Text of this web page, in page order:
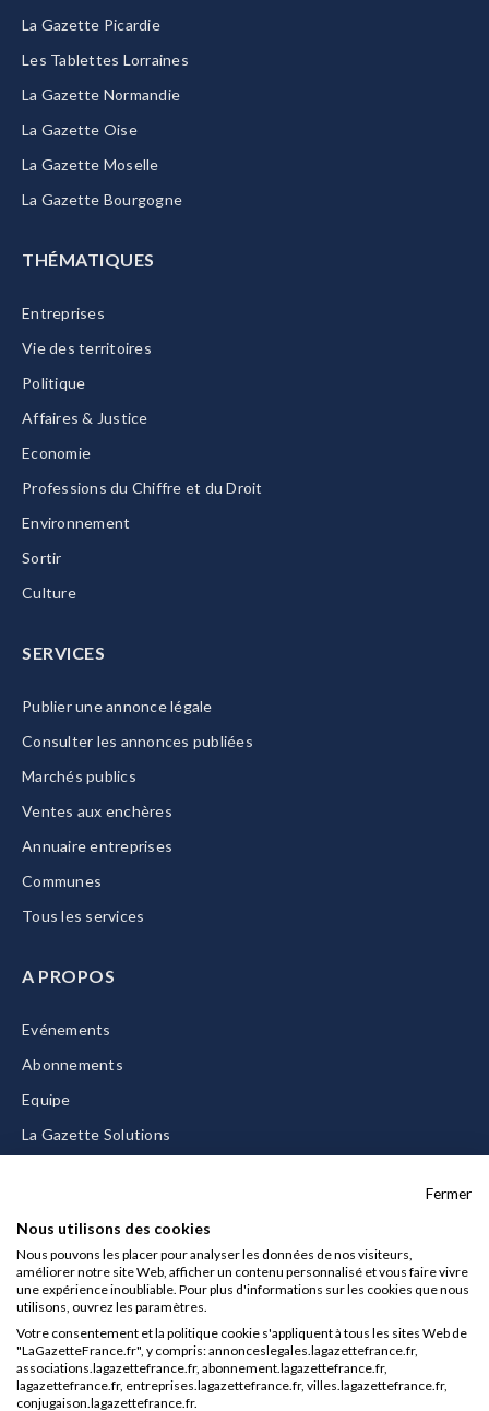
La Gazette Picardie
Les Tablettes Lorraines
La Gazette Normandie
La Gazette Oise
La Gazette Moselle
La Gazette Bourgogne
THÉMATIQUES
Entreprises
Vie des territoires
Politique
Affaires & Justice
Economie
Professions du Chiffre et du Droit
Environnement
Sortir
Culture
SERVICES
Publier une annonce légale
Consulter les annonces publiées
Marchés publics
Ventes aux enchères
Annuaire entreprises
Communes
Tous les services
A PROPOS
Evénements
Abonnements
Equipe
La Gazette Solutions
Mentions légales
CGU/CGV
Données personnelles
Charte sur les cookies
Fermer
Nous utilisons des cookies
Nous pouvons les placer pour analyser les données de nos visiteurs,
améliorer notre site Web, afficher un contenu personnalisé et vous faire vivre
une expérience inoubliable. Pour plus d'informations sur les cookies que nous
utilisons, ouvrez les paramètres.
Votre consentement et la politique cookie s'appliquent à tous les sites Web de
"LaGazetteFrance.fr", y compris: annonceslegales.lagazettefrance.fr,
associations.lagazettefrance.fr, abonnement.lagazettefrance.fr,
lagazettefrance.fr, entreprises.lagazettefrance.fr, villes.lagazettefrance.fr,
conjugaison.lagazettefrance.fr.